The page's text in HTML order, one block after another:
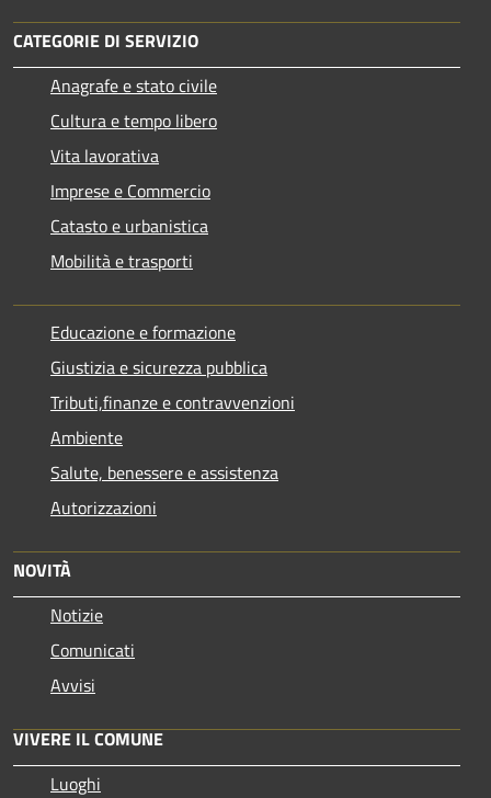
CATEGORIE DI SERVIZIO
Anagrafe e stato civile
Cultura e tempo libero
Vita lavorativa
Imprese e Commercio
Catasto e urbanistica
Mobilità e trasporti
Educazione e formazione
Giustizia e sicurezza pubblica
Tributi,finanze e contravvenzioni
Ambiente
Salute, benessere e assistenza
Autorizzazioni
NOVITÀ
Notizie
Comunicati
Avvisi
VIVERE IL COMUNE
Luoghi